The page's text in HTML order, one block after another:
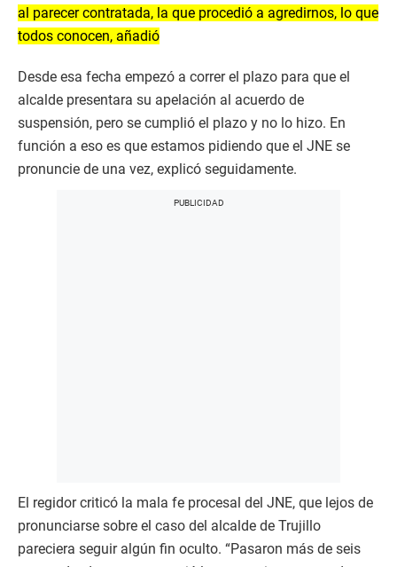
al parecer contratada, la que procedió a agredirnos, lo que
todos conocen, añadió
Desde esa fecha empezó a correr el plazo para que el
alcalde presentara su apelación al acuerdo de
suspensión, pero se cumplió el plazo y no lo hizo. En
función a eso es que estamos pidiendo que el JNE se
pronuncie de una vez, explicó seguidamente.
El regidor criticó la mala fe procesal del JNE, que lejos de
pronunciarse sobre el caso del alcalde de Trujillo
pareciera seguir algún fin oculto. “Pasaron más de seis